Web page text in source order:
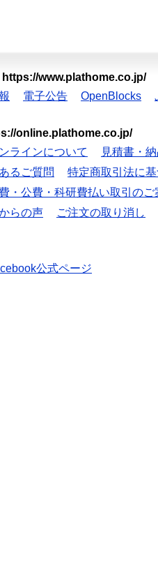
https://www.plathome.co.jp/
電子公告 OpenBlocks
online.plathome.co.jp/
ラインについて
見積書・
るご質問
特定商取引法に
・公費・科研費払い取引のご
らの声 ご注文の取り消し
公式ページ